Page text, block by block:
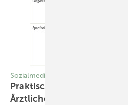
Sozialmedizin
Praktische Sozialmedizin
Ärztlichen Dienstes der